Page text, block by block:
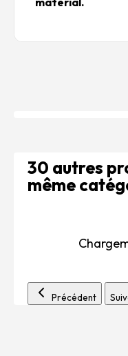
30 autres
même
Précédent